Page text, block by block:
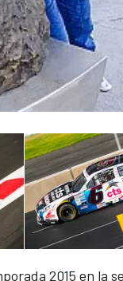
2015 en la